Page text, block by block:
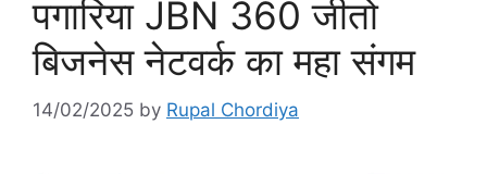
पगारिया JBN 360 जीतो
बिजनेस नेटवर्क का महा संगम
14/02/2025 by Rupal Chordiya